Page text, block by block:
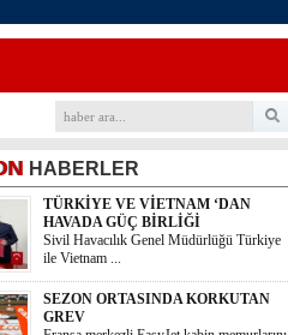
HABERLER
TÜRKİYE VE VİETNAM ‘DAN
HAVADA GÜÇ BİRLİĞİ
Sivil Havacılık Genel Müdürlüğü Türkiye
ile Vietnam ...
SEZON ORTASINDA KORKUTAN
GREV